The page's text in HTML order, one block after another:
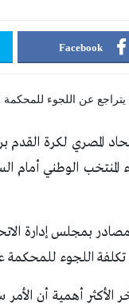
Facebook
المصري لكرة
بمجلس إدارة
تكلفة اللجوء للمحكمة